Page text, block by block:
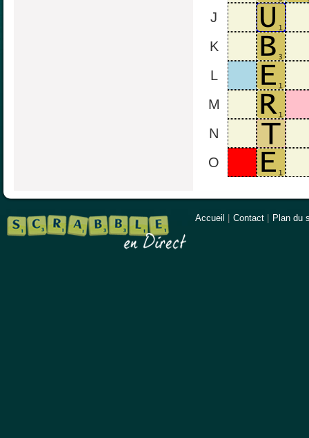
J
K
L
M
N
O
Accueil Contact Plan du